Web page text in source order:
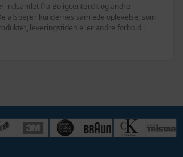
indsamlet fra Boligcenter.dk og andre
afspejler kundernes samlede oplevelse, som
leveringstiden eller andre forhold i